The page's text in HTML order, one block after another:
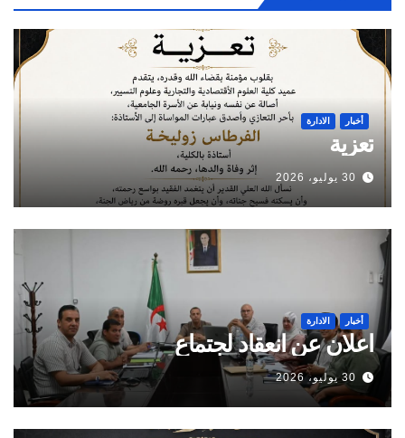
أخبار الادارة
تعزية
30 يوليو، 2026
أخبار الادارة
اعلان عن انعقاد لجتماع
30 يوليو، 2026